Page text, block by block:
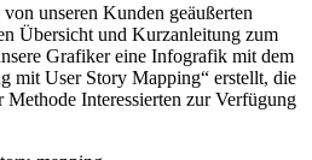
unseren Kunden geäußerten
Übersicht und Kurzanleitung zum
Grafiker eine Infografik mit dem
mit User Story Mapping“ erstellt, die
Interessierten zur Verfügung